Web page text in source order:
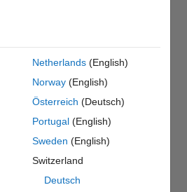
Netherlands(English)
Norway(English)
Österreich (Deutsch)
Portugal(English)
Sweden (English)
Switzerland
Deutsch